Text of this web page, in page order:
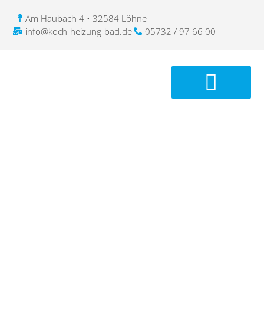
Am Haubach 4 • 32584 Löhne
info@koch-heizung-bad.de
05732 / 97 66 00